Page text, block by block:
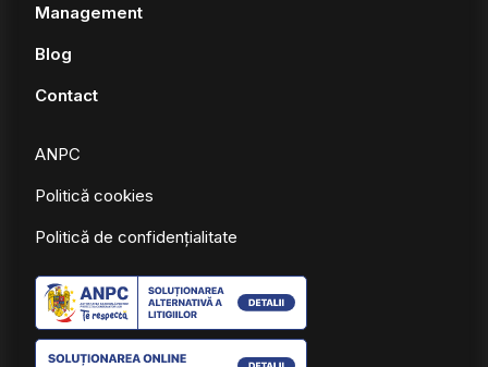
Management
Blog
Contact
ANPC
Politică cookies
Politică de confidențialitate